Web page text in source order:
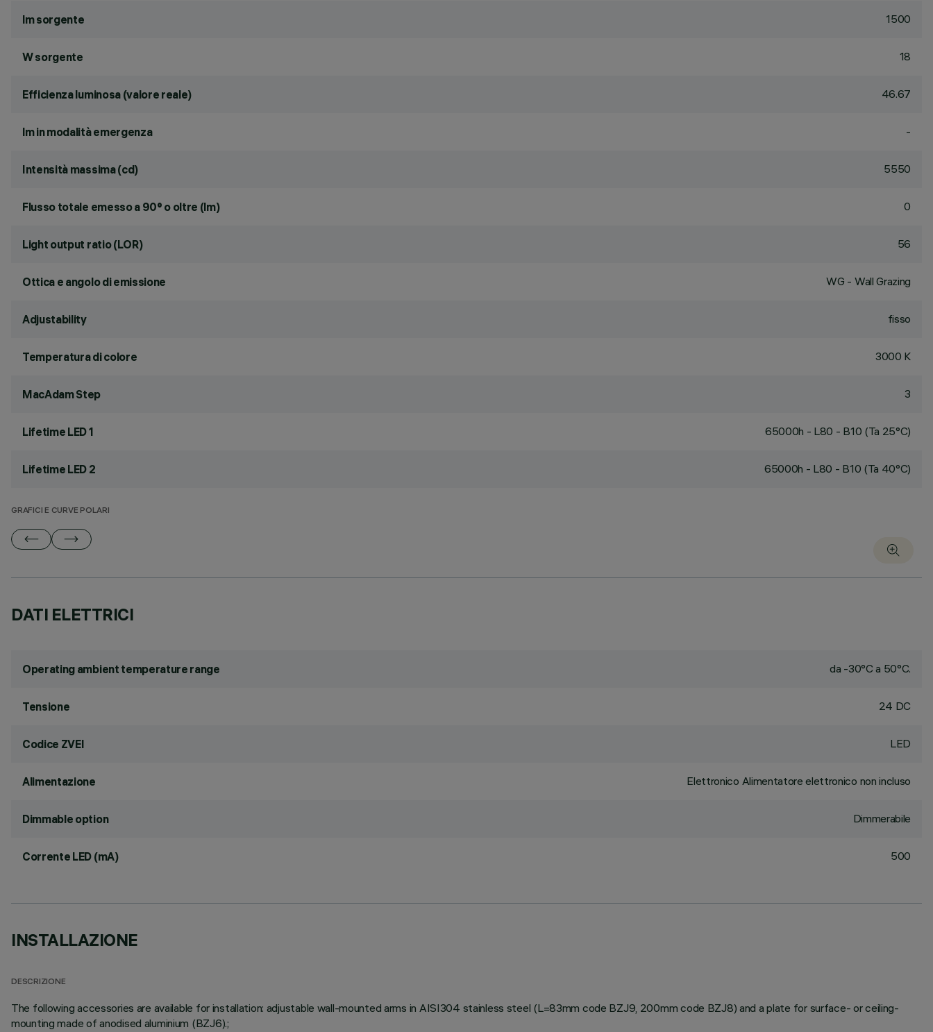
lm sorgente 1500
W sorgente 18
Efficienza luminosa (valore reale) 46.67
lm in modalità emergenza -
Intensità massima (cd) 5550
Flusso totale emesso a 90° o oltre (lm) 0
Light output ratio (LOR) 56
Ottica e angolo di emissione WG - Wall Grazing
Adjustability fisso
Temperatura di colore 3000 K
MacAdam Step 3
Lifetime LED 1 65000h - L80 - B10 (Ta 25°C)
Lifetime LED 2 65000h - L80 - B10 (Ta 40°C)
GRAFICI E CURVE POLARI
DATI ELETTRICI
Operating ambient temperature range da -30°C a 50°C.
Tensione 24 DC
Codice ZVEI LED
Alimentazione Elettronico Alimentatore elettronico non incluso
Dimmable option Dimmerabile
Corrente LED (mA) 500
INSTALLAZIONE
DESCRIZIONE
The following accessories are available for installation: adjustable wall-mounted arms in AISI304 stainless steel (L=83mm code BZJ9, 200mm code BZJ8) and a plate for surface- or ceiling-
mounting made of anodised aluminium (BZJ6).;